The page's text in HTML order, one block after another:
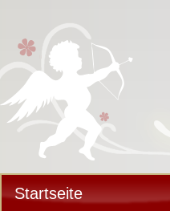
Startseite